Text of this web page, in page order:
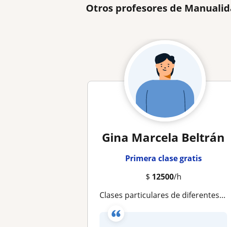
Otros profesores de
Gina Marcela Beltrán
Primera clase gratis
$ 12500/h
Clases particulares de diferentes manualidades